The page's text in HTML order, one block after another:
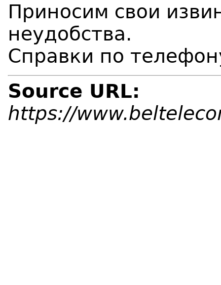
Приносим свои
неудобства.
Справки по
Source URL:
https://